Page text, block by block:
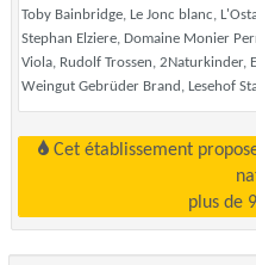
Toby Bainbridge, Le Jonc blanc,
Stephan Elziere, Domaine Monier
Viola, Rudolf Trossen,
Weingut Gebrüder Brand, Lesehof
Cet établissement propose presque uniquement des "vins
plus de